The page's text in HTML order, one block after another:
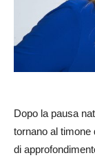
Dopo la pausa
tornano al timone
di